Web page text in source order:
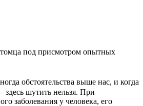
под присмотром опытных
обстоятельства выше нас, и когда
здесь шутить нельзя. При
заболевания у человека, его